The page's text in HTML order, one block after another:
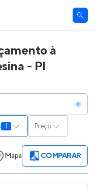
à
- PI
1 Preço
Mapa COMPARAR